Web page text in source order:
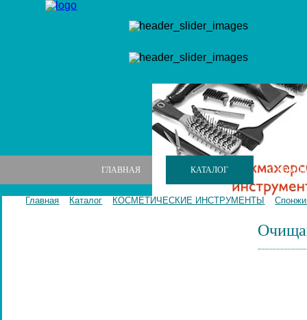
ГЛАВНАЯ КАТАЛОГ О
Главная Каталог КОСМЕТИЧЕСКИЕ ИНСТРУМЕНТЫ Спонжи